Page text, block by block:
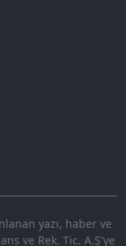
yazı, haber ve
ve Rek. Tic. A.Ş'ye